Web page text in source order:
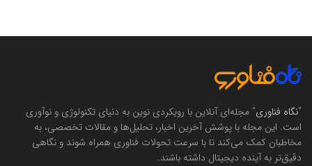
"نگاه فناوری" مجله‌ای آنلاین با رویکردی نوین به دنیای تکنولوژی و نوآوری
است. این مجله با پوشش آخرین اخبار، تحلیل‌ها و مقالات تخصصی، به
مخاطبان کمک می‌کند تا با سرعت تحولات فناوری همراه شوند و نگاهی
دقیق‌تر به آینده دیجیتال داشته باشند.